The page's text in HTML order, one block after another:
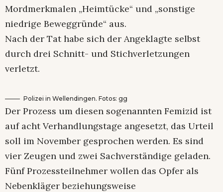
Mordmerkmalen „Heimtücke“ und „sonstige
niedrige Beweggründe“ aus.
Nach der Tat habe sich der Angeklagte selbst
durch drei Schnitt- und Stichverletzungen
verletzt.
Polizei in Wellendingen. Fotos: gg
Der Prozess um diesen sogenannten Femizid ist
auf acht Verhandlungstage angesetzt, das Urteil
soll im November gesprochen werden. Es sind
vier Zeugen und zwei Sachverständige geladen.
Fünf Prozessteilnehmer wollen das Opfer als
Nebenkläger beziehungsweise